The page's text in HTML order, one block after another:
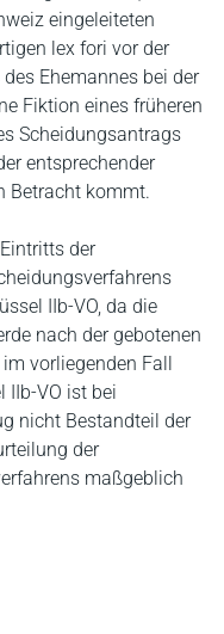
eingeleiteten
lex fori vor der
Ehemannes bei der
Fiktion eines früheren
Scheidungsantrags
entsprechender
Betracht kommt.
der
IIb-VO, da die
nach der gebotenen
vorliegenden Fall
IIb-VO ist bei
nicht Bestandteil der
der
maßgeblich